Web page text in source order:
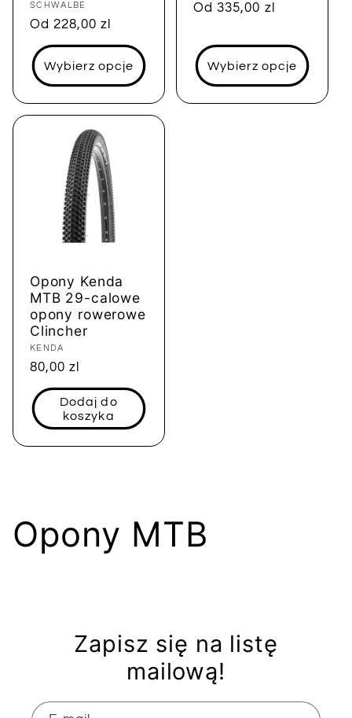
Dostawca:
SCHWALBE
Cena
regularna
Od 228,00 zl
Wybierz opcje
Cena
Od 335,00 zl
Wybierz opcje
Opony Kenda
MTB 29-calowe
opony rowerowe
Clincher
Dostawca:
KENDA
Cena
regularna
80,00 zl
Dodaj do
koszyka
K
Opony MTB
Zapisz się na listę
mailową!